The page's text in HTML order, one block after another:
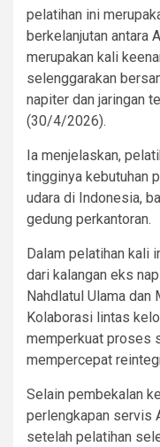
pelatihan ini
berkelanjutan antara
merupakan kali
selenggarakan
napiter dan jaringan
(30/4/2026).
Ia menjelaskan,
tingginya kebutuhan
udara di Indonesia,
gedung perkantoran.
Dalam pelatihan kali
dari kalangan eks
Nahdlatul Ulama dan
Kolaborasi lintas
memperkuat proses
mempercepat
Selain pembekalan
perlengkapan servis
setelah pelatihan